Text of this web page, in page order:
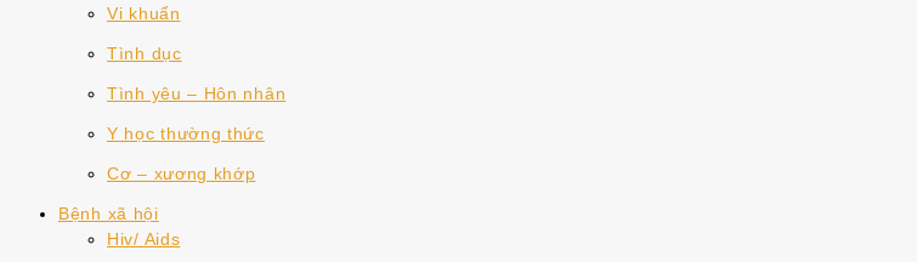
Vi khuẩn
Tình dục
Tình yêu – Hôn nhân
Y học thường thức
Cơ – xương khớp
Bệnh xã hội
Hiv/ Aids